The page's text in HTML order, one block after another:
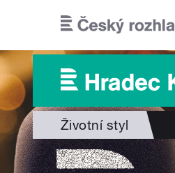
Životní styl